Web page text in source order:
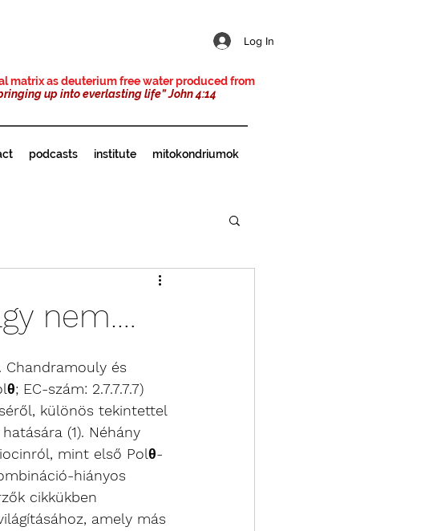
Log In
matrix as deuterium free water produced from
up into everlasting life” John 4:14
podcasts institute mitokondriumok
nem….
Chandramouly és
EC-szám: 2.7.7.7.7)
különös tekintettel
(1). Néhány
mint első Polθ-
hiányos
cikkükben
amely más